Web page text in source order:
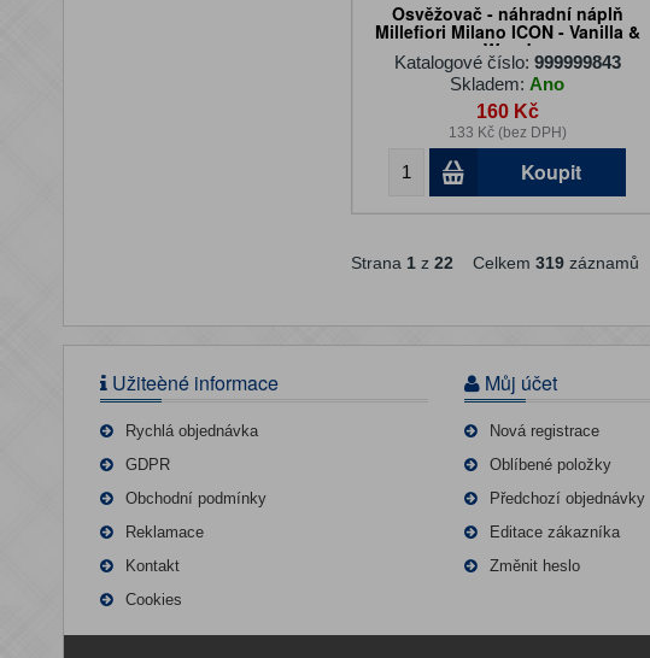
Osvěžovač - náhradní náplň
Millefiori Milano ICON - Vanilla &
Wood
Katalogové číslo: 999999843
Skladem: Ano
160 Kč
133 Kč (bez DPH)
Koupit
Strana 1z 22Celkem 319záznamů
Užiteèné informace
Rychlá objednávka
GDPR
Obchodní podmínky
Reklamace
Kontakt
Cookies
Můj účet
Nová registrace
Oblíbené položky
Předchozí objednávky
Editace zákazníka
Změnit heslo